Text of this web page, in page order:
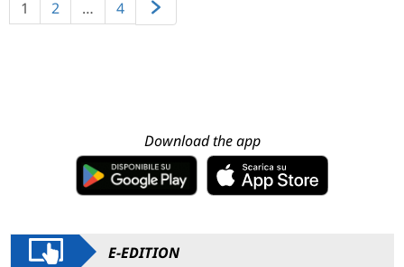
1 2 … 4
Download the app
E-EDITION